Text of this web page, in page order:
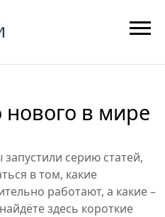
нового в мире
серию статей,
в том, какие
работают, а какие –
здесь короткие